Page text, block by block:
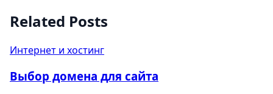
Related Posts
Интернет и хостинг
Выбор домена для сайта